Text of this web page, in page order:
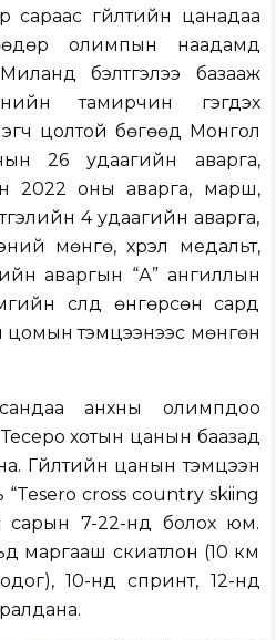
сараас гүйлтийн цанадаа
олимпын наадамд
бэлтгэлээ базааж
тамирчин гэгдэх
цолтой бөгөөд Монгол
26 удаагийн аварга,
2022 оны аварга, марш,
4 удаагийн аварга,
мөнгө, хүрэл медальт,
аваргын “А” ангиллын
сүүлд өнгөрсөн сард
тэмцээнээс мөнгөн
анхны олимпдоо
хотын цанын баазад
Гүйлтийн цанын тэмцээн
cross country skiing
сарын 7-22-нд болох юм.
маргааш скиатлон (10 км
10-нд спринт, 12-нд